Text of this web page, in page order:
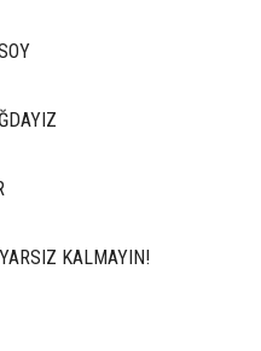
KALMAYIN!